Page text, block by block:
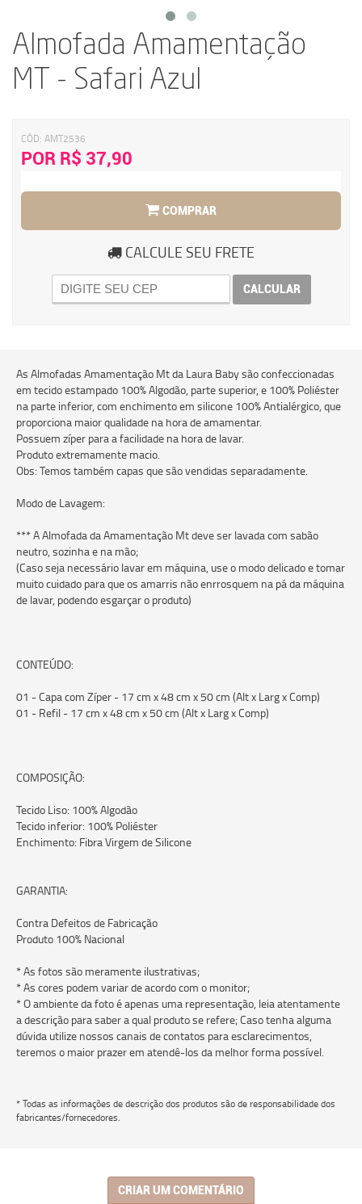
Almofada Amamentação
MT - Safari Azul
CÓD: AMT2536
POR R$ 37,90
COMPRAR
CALCULE SEU FRETE
CALCULAR
As Almofadas Amamentação Mt da Laura Baby são confeccionadas
em tecido estampado 100% Algodão, parte superior, e 100% Poliéster
na parte inferior, com enchimento em silicone 100% Antialérgico, que
proporciona maior qualidade na hora de amamentar.
Possuem zíper para a facilidade na hora de lavar.
Produto extremamente macio.
Obs: Temos também capas que são vendidas separadamente.
Modo de Lavagem:
*** A Almofada da Amamentação Mt deve ser lavada com sabão
neutro, sozinha e na mão;
(Caso seja necessário lavar em máquina, use o modo delicado e tomar
muito cuidado para que os amarris não enrrosquem na pá da máquina
de lavar, podendo esgarçar o produto)
CONTEÚDO:
01 - Capa com Zíper - 17 cm x 48 cm x 50 cm (Alt x Larg x Comp)
01 - Refil - 17 cm x 48 cm x 50 cm (Alt x Larg x Comp)
COMPOSIÇÃO:
Tecido Liso: 100% Algodão
Tecido inferior: 100% Poliéster
Enchimento: Fibra Virgem de Silicone
GARANTIA:
Contra Defeitos de Fabricação
Produto 100% Nacional
* As fotos são meramente ilustrativas;
* As cores podem variar de acordo com o monitor;
* O ambiente da foto é apenas uma representação, leia atentamente
a descrição para saber a qual produto se refere; Caso tenha alguma
dúvida utilize nossos canais de contatos para esclarecimentos,
teremos o maior prazer em atendê-los da melhor forma possível.
* Todas as informações de descrição dos produtos são de responsabilidade dos
fabricantes/fornecedores.
CRIAR UM COMENTÁRIO